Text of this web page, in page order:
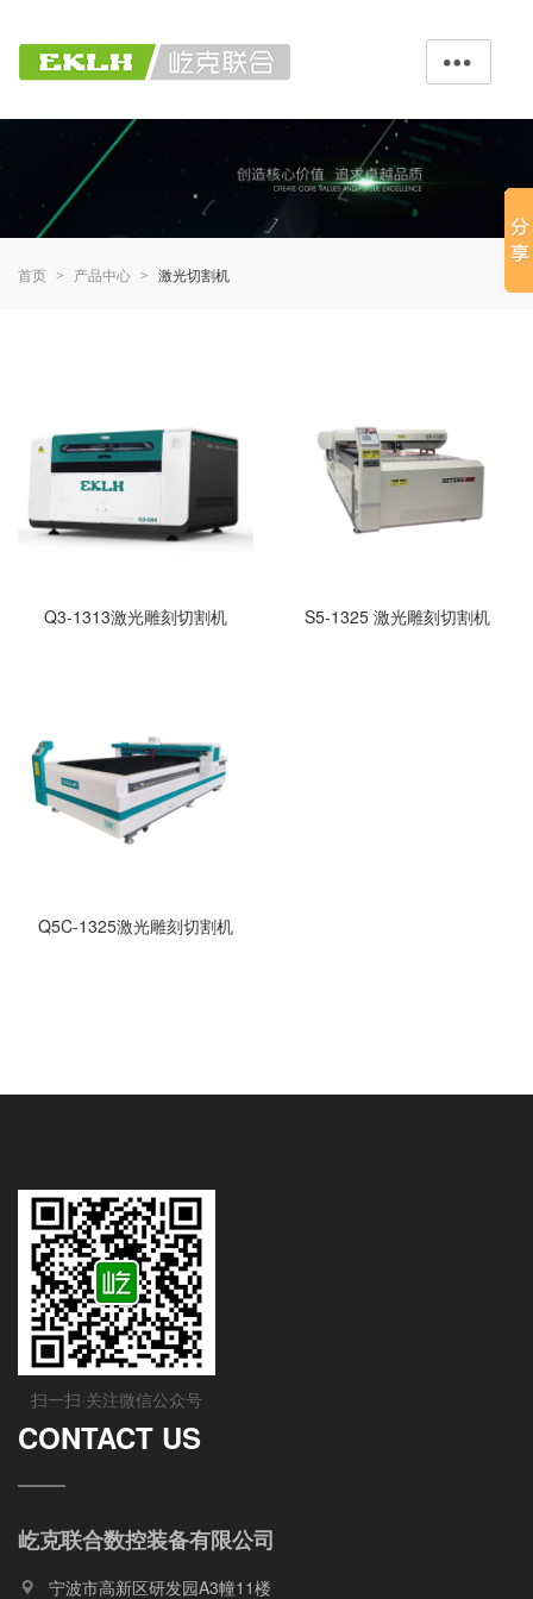

首页 > 产品中心 > 激光切割机
Q3-1313激光雕刻切割机 S5-1325 激光雕刻切割机
Q5C-1325激光雕刻切割机
扫一扫·关注微信公众号
CONTACT US
屹克联合数控装备有限公司
宁波市高新区研发园A3幢11楼